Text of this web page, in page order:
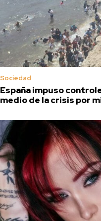
Sociedad
España impuso
medio de la crisis por